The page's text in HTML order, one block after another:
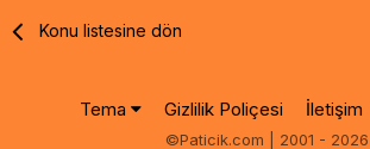
Konu listesine dön
Tema Gizlilik Poliçesi İletişim
©Paticik.com | 2001 - 2026